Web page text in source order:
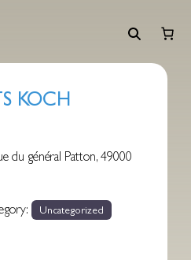
KOCH
du général Patton,49000
Uncategorized